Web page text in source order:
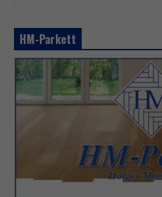
HM-Parkett